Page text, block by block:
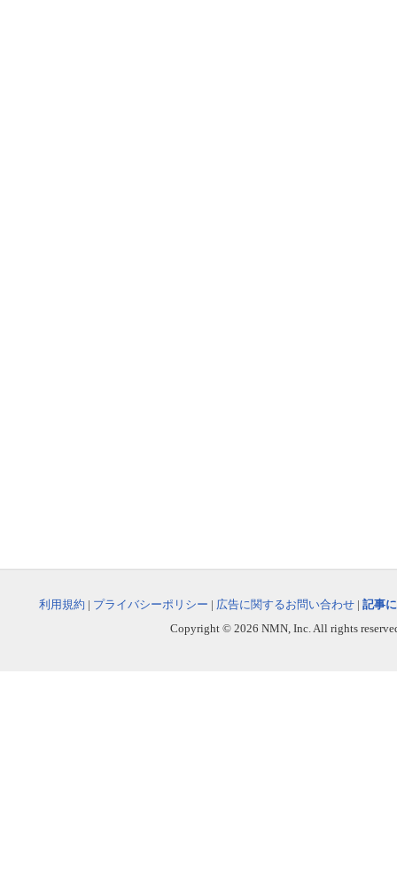
利用規約 | プライバシーポリシー | 広告に関するお問い合わせ | 記事
Copyright © 2026 NMN, Inc. All rights